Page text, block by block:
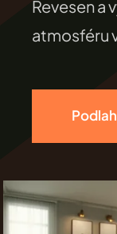
Revesen a
atmosféru